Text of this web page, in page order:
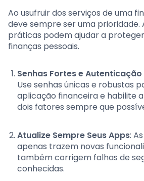
Ao usufruir dos serviços de uma
deve sempre ser uma prioridade.
práticas podem ajudar a
finanças pessoais.
Senhas Fortes e
Use senhas únicas e robustas
aplicação financeira e habilite
dois fatores sempre que
Atualize Sempre Seus Apps:
apenas trazem novas
também corrigem falhas de
conhecidas.